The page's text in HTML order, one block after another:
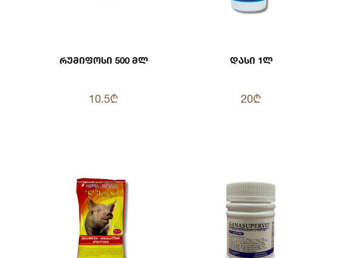
Რუმიფოსი 500 Მლ
10.5₾
Დასი 1ლ
20₾